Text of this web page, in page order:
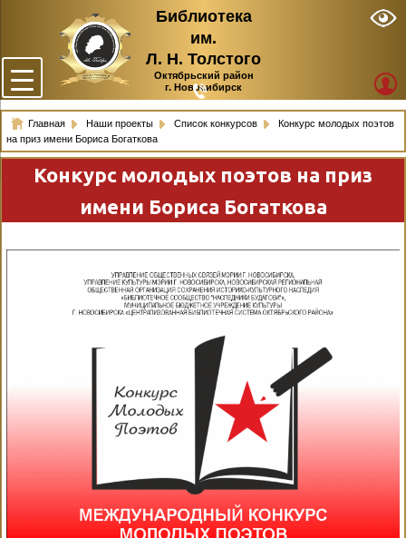
Библиотека
им.
Л. Н. Толстого
Октябрьский район
г. Новосибирск
Главная Наши проекты Список конкурсов
Конкурс молодых поэтов
на приз имени Бориса Богаткова
Конкурс молодых поэтов на приз
имени Бориса Богаткова